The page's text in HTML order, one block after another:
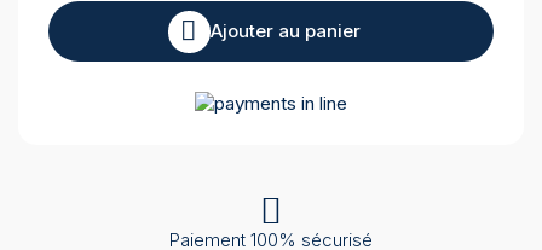
pour
Ajouter au panier
Paiement 100% sécurisé